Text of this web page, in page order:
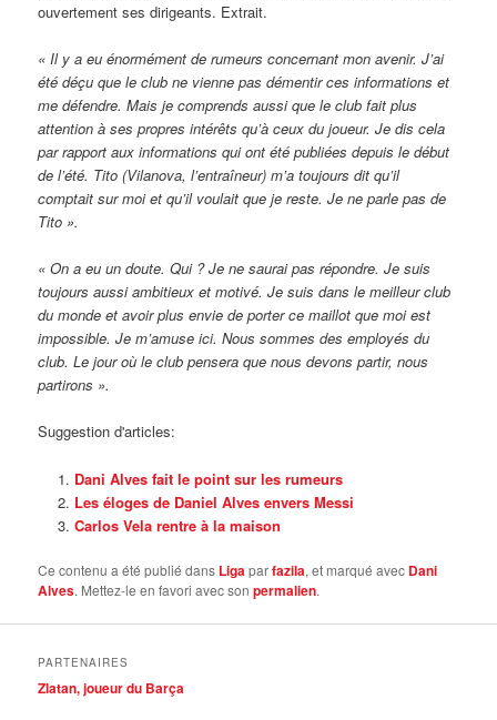
ouvertement ses dirigeants. Extrait.
« Il y a eu énormément de rumeurs concernant mon avenir. J’ai
été déçu que le club ne vienne pas démentir ces informations et
me défendre. Mais je comprends aussi que le club fait plus
attention à ses propres intérêts qu’à ceux du joueur. Je dis cela
par rapport aux informations qui ont été publiées depuis le début
de l’été. Tito (Vilanova, l’entraîneur) m’a toujours dit qu’il
comptait sur moi et qu’il voulait que je reste. Je ne parle pas de
Tito ».
« On a eu un doute. Qui ? Je ne saurai pas répondre. Je suis
toujours aussi ambitieux et motivé. Je suis dans le meilleur club
du monde et avoir plus envie de porter ce maillot que moi est
impossible. Je m’amuse ici. Nous sommes des employés du
club. Le jour où le club pensera que nous devons partir, nous
partirons ».
Suggestion d'articles:
Dani Alves fait le point sur les rumeurs
Les éloges de Daniel Alves envers Messi
Carlos Vela rentre à la maison
Ce contenu a été publié dans Ligaparfazila, et marqué avec Dani
Alves. Mettez-le en favori avec sonpermalien.
PARTENAIRES
Zlatan, joueur du Barça